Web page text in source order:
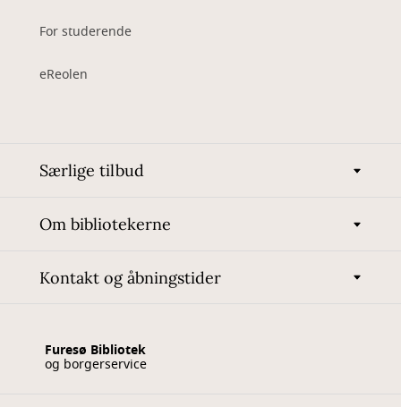
For studerende
eReolen
Særlige tilbud
Om bibliotekerne
Kontakt og åbningstider
Furesø Bibliotek
og borgerservice